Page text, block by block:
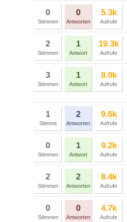
0
Stimmen
0
Antworten
5.3k
Aufrufe
2
Stimmen
1
Antwort
19.3k
Aufrufe
3
Stimmen
1
Antwort
8.0k
Aufrufe
1
Stimme
2
Antworten
9.6k
Aufrufe
0
Stimmen
1
Antwort
9.2k
Aufrufe
2
Stimmen
2
Antworten
8.4k
Aufrufe
0
Stimmen
0
Antworten
4.7k
Aufrufe